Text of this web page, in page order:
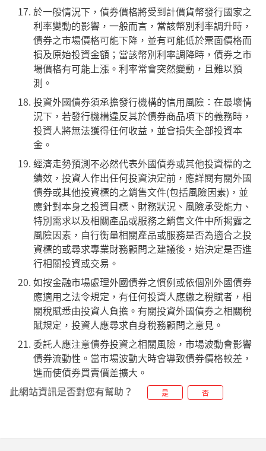
於一般情況下，債券價格將受到計價貨幣發行國家之
利率變動的影響，一般而言，當該幣別利率調升時，
債券之市場價格可能下降，並有可能低於票面價格而
損及原始投資金額；當該幣別利率調降時，債券之市
場價格有可能上漲。利率常會突然變動，且難以預
測。
投資外國債券須承擔發行機構的信用風險：在最壞情
況下，若發行機構違反其於債券商品項下的義務時，
投資人將無法獲得任何收益，並會損失全部投資本
金。
經濟走勢預測不必然代表外國債券或其他投資標的之
績效，投資人作出任何投資決定前，應詳閱有關外國
債券或其他投資標的之銷售文件(包括風險因素)，並
應針對本身之投資目標、財務狀況、風險承受能力、
特別需求以及相關產品或服務之銷售文件中所揭露之
風險因素，自行衡量相關產品或服務是否為適合之投
資標的或尋求專業財務顧問之建議後，始決定是否進
行相關投資或交易。
如按金融市場處理外國債券之慣例或依個別外國債券
應適用之法令規定，有任何投資人應繳之稅賦者，相
關稅賦悉由投資人負擔。有關投資外國債券之相關稅
賦規定，投資人應尋求自身稅務顧問之意見。
委託人應注意債券投資之相關風險，市場波動會影響
債券流動性。當市場波動大時會導致債券價格較差，
進而使債券買賣價差擴大。
此網站資訊是否對您有幫助？
是 否